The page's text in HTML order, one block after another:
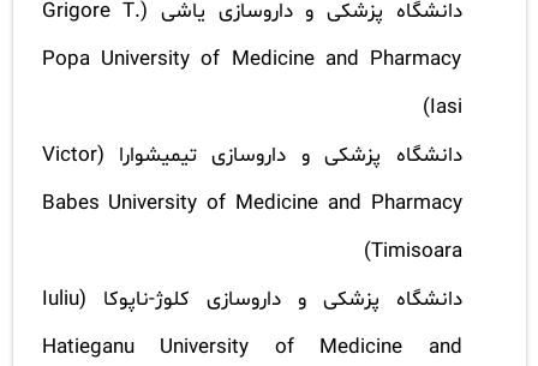
دانشگاه پزشکی و داروسازی یاشی (Grigore T.
Popa University of Medicine and Pharmacy
Iasi)
دانشگاه پزشکی و داروسازی تیمیشوارا (Victor
Babes University of Medicine and Pharmacy
Timisoara)
دانشگاه پزشکی و داروسازی کلوژ-ناپوکا (Iuliu
Hatieganu University of Medicine and